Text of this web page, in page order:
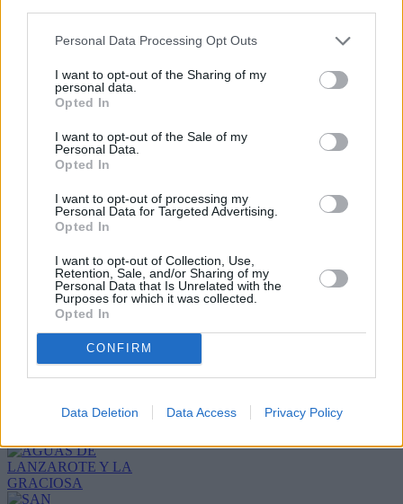
Personal Data Processing Opt Outs
I want to opt-out of the Sharing of my
personal data.
Opted In
I want to opt-out of the Sale of my
Personal Data.
Opted In
I want to opt-out of processing my
Personal Data for Targeted Advertising.
Opted In
I want to opt-out of Collection, Use,
Retention, Sale, and/or Sharing of my
Personal Data that Is Unrelated with the
Purposes for which it was collected.
Opted In
CONFIRM
Data Deletion Data Access Privacy Policy
Refescar
JComments
PUBLICIDAD